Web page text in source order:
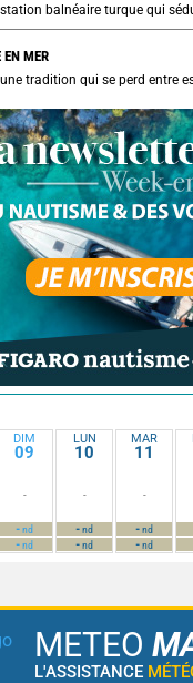
EN MER
une tradition qui se perd entre
DIM
09
-
-nd
-nd
LUN
10
-
-nd
-nd
MAR
11
-
-nd
-nd
METEO
L'ASSISTANCE